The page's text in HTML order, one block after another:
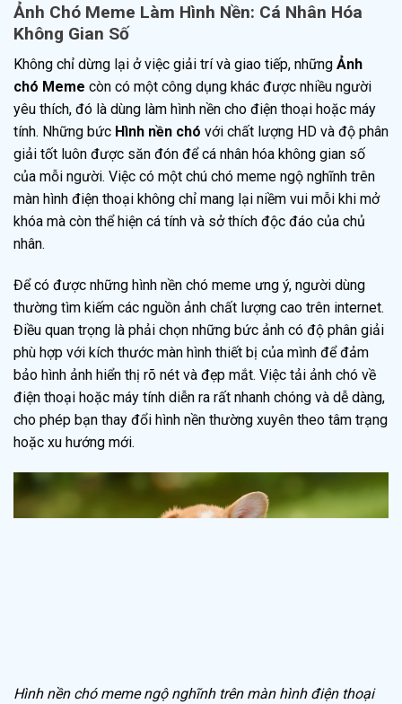
Ảnh Chó Meme Làm Hình Nền: Cá Nhân Hóa
Không Gian Số
Không chỉ dừng lại ở việc giải trí và giao tiếp, những Ảnh
chó Meme còn có một công dụng khác được nhiều người
yêu thích, đó là dùng làm hình nền cho điện thoại hoặc máy
tính. Những bức Hình nền chó với chất lượng HD và độ phân
giải tốt luôn được săn đón để cá nhân hóa không gian số
của mỗi người. Việc có một chú chó meme ngộ nghĩnh trên
màn hình điện thoại không chỉ mang lại niềm vui mỗi khi mở
khóa mà còn thể hiện cá tính và sở thích độc đáo của chủ
nhân.
Để có được những hình nền chó meme ưng ý, người dùng
thường tìm kiếm các nguồn ảnh chất lượng cao trên internet.
Điều quan trọng là phải chọn những bức ảnh có độ phân giải
phù hợp với kích thước màn hình thiết bị của mình để đảm
bảo hình ảnh hiển thị rõ nét và đẹp mắt. Việc tải ảnh chó về
điện thoại hoặc máy tính diễn ra rất nhanh chóng và dễ dàng,
cho phép bạn thay đổi hình nền thường xuyên theo tâm trạng
hoặc xu hướng mới.
Hình nền chó meme ngộ nghĩnh trên màn hình điện thoại